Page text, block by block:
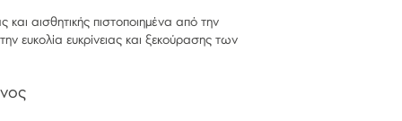
και αισθητικής πιστοποιημένα από την
ευκολία ευκρίνειας και ξεκούρασης των